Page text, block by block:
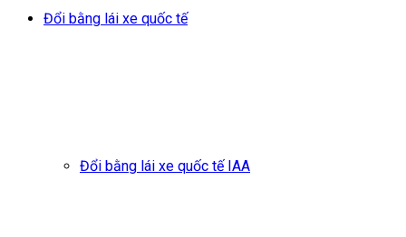
Đổi bằng lái xe quốc tế
Đổi bằng lái xe quốc tế IAA